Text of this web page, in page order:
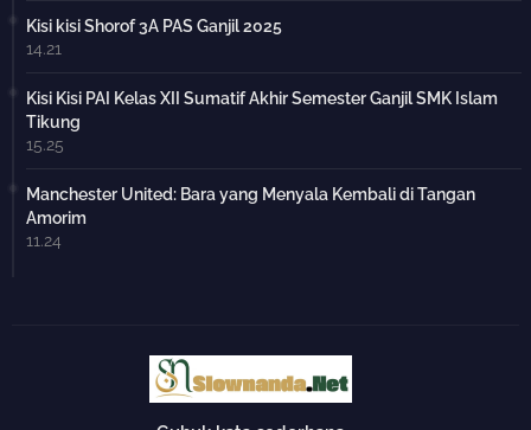
Kisi kisi Shorof 3A PAS Ganjil 2025
14.21
Kisi Kisi PAI Kelas XII Sumatif Akhir Semester Ganjil SMK Islam
Tikung
15.25
Manchester United: Bara yang Menyala Kembali di Tangan
Amorim
11.24